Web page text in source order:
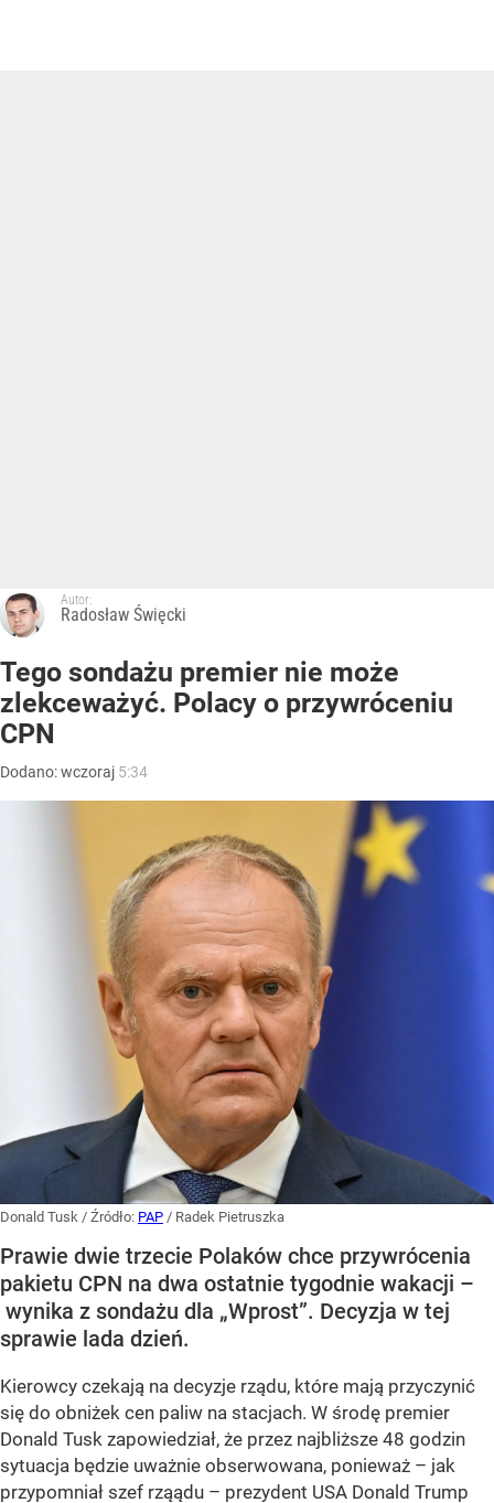
Autor:
Radosław Święcki
Tego sondażu premier nie może
zlekceważyć. Polacy o przywróceniu
CPN
Dodano:wczoraj 5:34
Donald Tusk / Źródło: PAP / Radek Pietruszka
Prawie dwie trzecie Polaków chce przywrócenia
pakietu CPN na dwa ostatnie tygodnie wakacji –
wynika z sondażu dla „Wprost”. Decyzja w tej
sprawie lada dzień.
Kierowcy czekają na decyzje rządu, które mają przyczynić
się do obniżek cen paliw na stacjach. W środę premier
Donald Tusk zapowiedział, że przez najbliższe 48 godzin
sytuacja będzie uważnie obserwowana, ponieważ – jak
przypomniał szef rząądu – prezydent USA Donald Trump